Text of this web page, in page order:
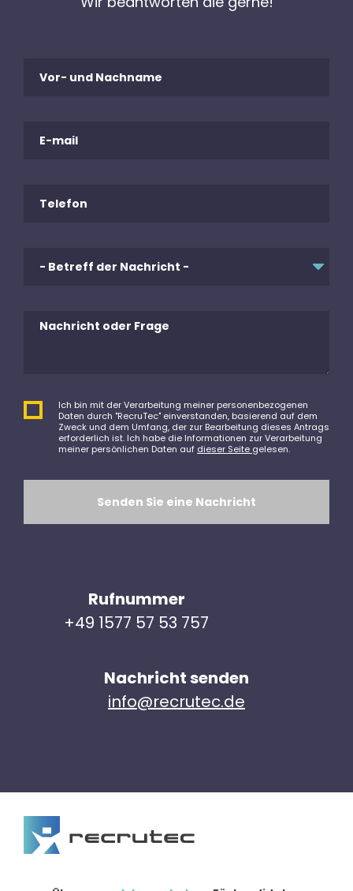
Ich bin mit der Verarbeitung meiner personenbezogenen
Daten durch "RecruTec" einverstanden, basierend auf dem
Zweck und dem Umfang, der zur Bearbeitung dieses Antrags
erforderlich ist. Ich habe die Informationen zur Verarbeitung
meiner persönlichen Daten auf dieser Seite gelesen.
Rufnummer
+49 1577 57 53 757
Nachricht senden
info@recrutec.de